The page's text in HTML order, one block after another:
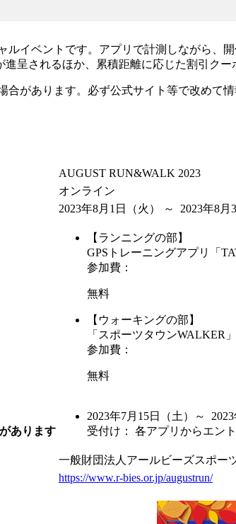
ルイベントです。アプリで計測しながら
呈されるほか、累積距離に応じた割引クー
があります。必ず公式サイト等で改めて情
AUGUST RUN&WALK 2023
オンライン
2023年8月1日 （火） ～ 2023年8月
【ランニングの部】
GPSトレーニングアプリ「
参加費：
無料
【ウォーキングの部】
「スポーツタウンWALKER
参加費：
無料
あります
2023年7月15日 （土） ～ 2023
受付け： 各アプリからエン
一般財団法人アールビーズスポー
https://www.r-bies.or.jp/augustrun/